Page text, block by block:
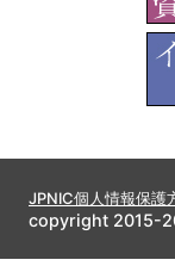
JPNIC個人情報保護
copyright 2015-